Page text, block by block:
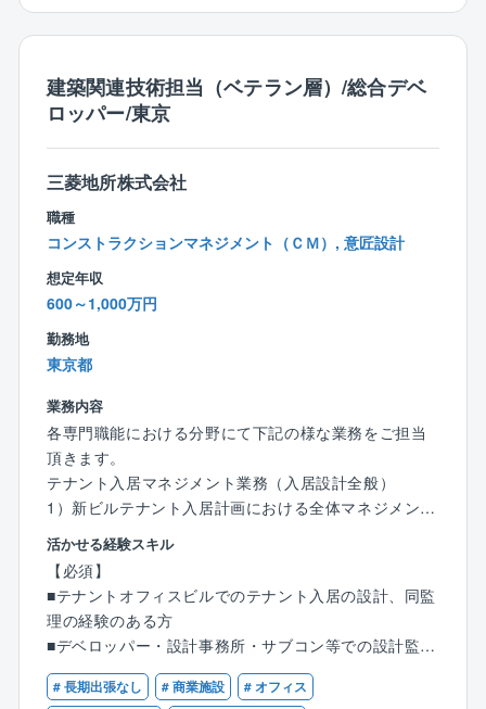
一人あたり4～5件を常に動かしていただくことになり
ます。
もご相談次第でできます。
いただきながらいただきながら実際に様々な案件をお
任せしていきます。同社は40代～50代の社員が活躍し
ており、50代以降も腰を据えて働ける環境です。
ございます。
【働きやすい環境】
年休121日、土日休みと働きやすい環境です。また同職
り、より柔軟な働き方が可能となっております。
【同社の特徴】
住友商事100％出資の不動産会社として、昭和39年の
創業以来マンションの販売、マンション管理、不動産
流通、賃貸、リフォーム、建物コンサルなど住宅にか
かわる幅広い業務を展開しています。
住宅にかかわる不動産会社の中で、このような不動産
の総合企業として発展した例は珍しく、一貫したバリ
ューチェーンを構築しているのが同社の強みと言えま
建築関連技術担当（ベテラン層）/総合デベ
ロッパー/東京
三菱地所株式会社
職種
コンストラクションマネジメント（ＣＭ）, 意匠設計
想定年収
600～1,000万円
勤務地
東京都
業務内容
各専門職能における分野にて下記の様な業務をご担当
頂きます。
テナント入居マネジメント業務（入居設計全般）
1）新ビルテナント入居計画における全体マネジメント
業務、同補助
■テナント入居工事総括（トータルマネジメント）
■設計監理業務、CM業務
■B工事概算作成
■見積調査および金額交渉、テナント宛報告
■施工図および製作図のチェックおよび助言
■現場監理（現場巡回、各種検査対応含む）
活かせる経験スキル
【必須】
■テナントオフィスビルでのテナント入居の設計、同監
理の経験のある方
■デベロッパー・設計事務所・サブコン等での設計監理
経験のある方
■高度な技術力・専門知識を元に専門会社、専門家等と
# 長期出張なし # 商業施設 # オフィス